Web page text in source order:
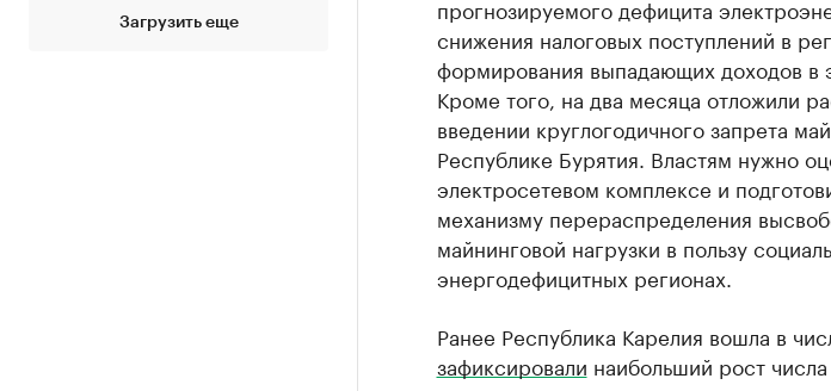
Загрузить еще
прогнозируемого дефицита
снижения налоговых поступлений в
формирования выпадающих доходов в
Кроме того, на два месяца отложили
введении круглогодичного запрета
Республике Бурятия. Властям нужно
электросетевом комплексе и
механизму перераспределения
майнинговой нагрузки в пользу
энергодефицитных регионах.
Ранее Республика Карелия вошла в
зафиксировали наибольший рост